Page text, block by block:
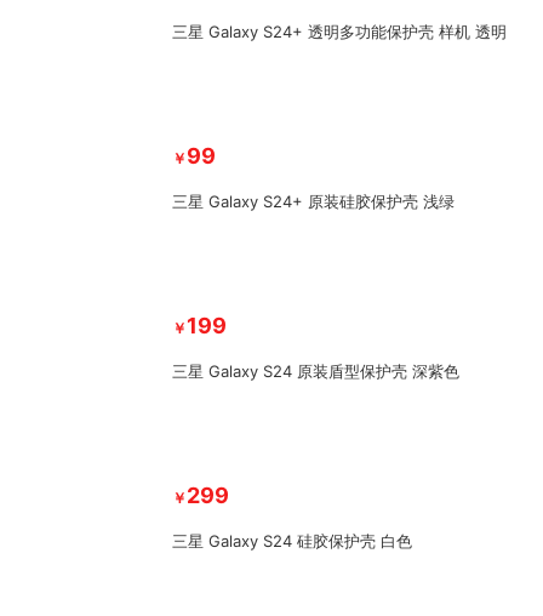
三星 Galaxy S24+ 透明多功能保护壳 样机 透明
￥ 99
三星 Galaxy S24+ 原装硅胶保护壳 浅绿
￥ 199
三星 Galaxy S24 原装盾型保护壳 深紫色
￥ 299
三星 Galaxy S24 硅胶保护壳 白色